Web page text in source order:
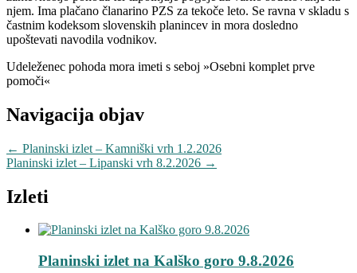
njem. Ima plačano članarino PZS za tekoče leto. Se ravna v skladu s
častnim kodeksom slovenskih planincev in mora dosledno
upoštevati navodila vodnikov.
Udeleženec pohoda mora imeti s seboj »Osebni komplet prve
pomoči«
Navigacija objav
← Planinski izlet – Kamniški vrh 1.2.2026
Planinski izlet – Lipanski vrh 8.2.2026 →
Izleti
Planinski izlet na Kalško goro 9.8.2026